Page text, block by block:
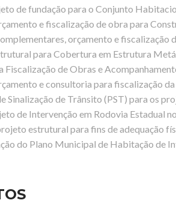
de fundação para o Conjunto
e fiscalização de obra para
orçamento e fiscalização
para Cobertura em Estrutura
Fiscalização de Obras e
e consultoria para fiscalização
Sinalização de Trânsito (PST) para os
de Intervenção em Rodovia Estadual
estrutural para fins de adequação
do Plano Municipal de Habitação de